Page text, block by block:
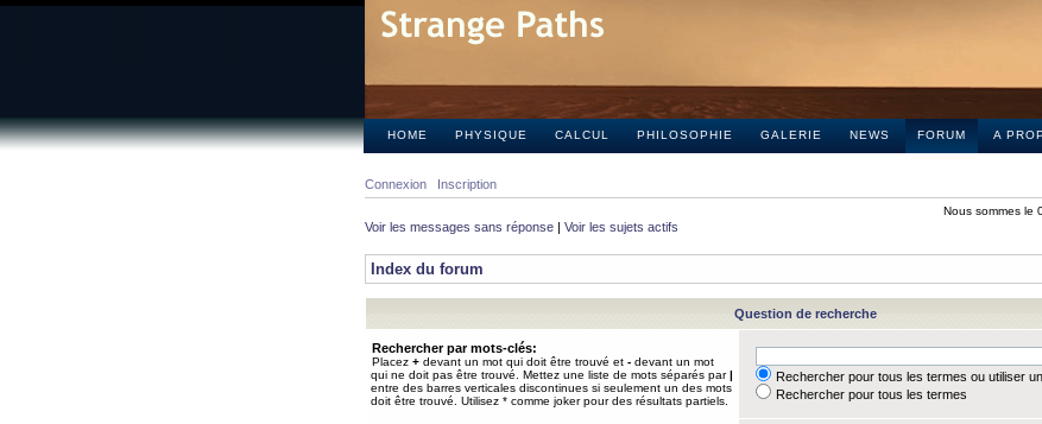
HOME PHYSIQUE CALCUL PHILOSOPHIE GALERIE NEWS FORUM A
Connexion Inscription
Nous sommes le
Voir les messages sans réponse | Voir les sujets actifs
Index du forum
Question de recherche
Rechercher par mots-clés:
Placez + devant un mot qui doit être trouvé et - devant un mot
qui ne doit pas être trouvé. Mettez une liste de mots séparés par|
entre des barres verticales discontinues si seulement un des mots
doit être trouvé. Utilisez * comme joker pour des résultats partiels.
Rechercher pour tous les termes ou utiliser
Rechercher pour tous les termes